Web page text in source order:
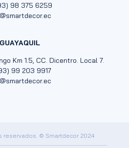
98 375 6259
GUAYAQUIL
Km 1.5, CC. Dicentro. Local 7.
99 203 9917
reservados. © Smartdecor 2024